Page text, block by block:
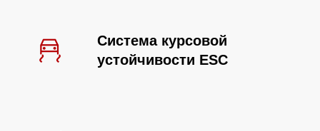
Система курсовой
устойчивости ESC